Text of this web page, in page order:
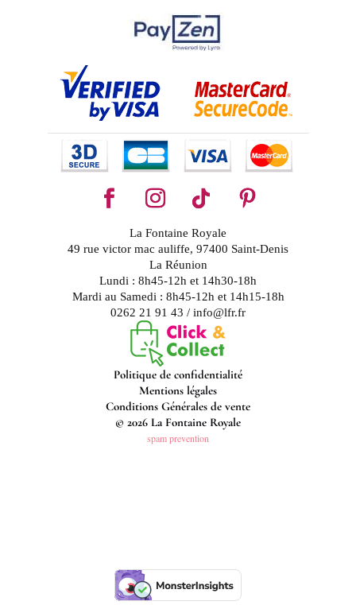
La Fontaine Royale
49 rue victor mac auliffe, 97400 Saint-Denis
La Réunion
Lundi : 8h45-12h et 14h30-18h
Mardi au Samedi : 8h45-12h et 14h15-18h
0262 21 91 43 / info@lfr.fr
Politique de confidentialité
Mentions légales
Conditions Générales de vente
© 2026 La Fontaine Royale
spam prevention